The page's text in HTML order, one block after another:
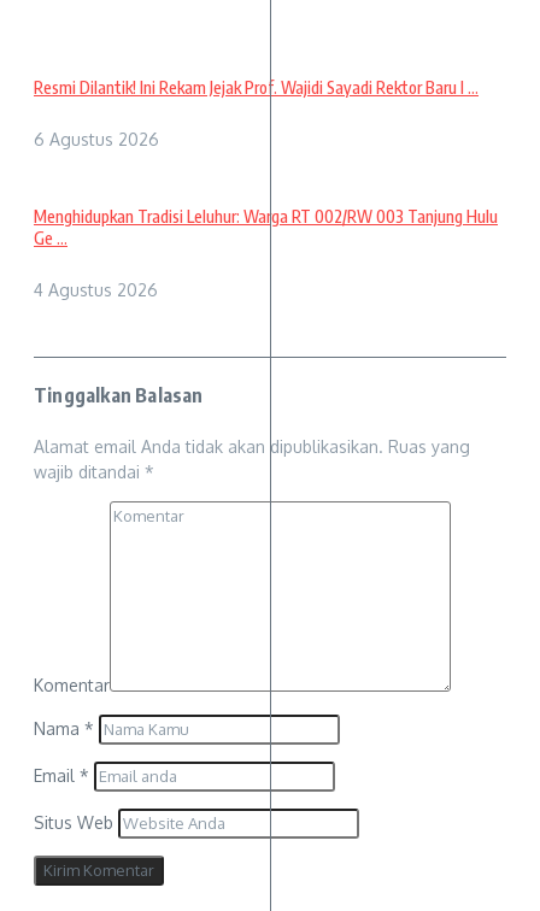
Resmi Dilantik! Ini Rekam Jejak Prof. Wajidi Sayadi Rektor Baru I ...
6 Agustus 2026
Menghidupkan Tradisi Leluhur: Warga RT 002/RW 003 Tanjung Hulu
Ge ...
4 Agustus 2026
Tinggalkan Balasan
Alamat email Anda tidak akan dipublikasikan. Ruas yang
wajib ditandai *
Komentar
Nama *
Email *
Situs Web